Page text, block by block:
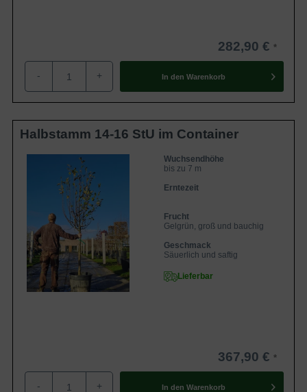
282,90 €
- + In den Warenkorb
Halbstamm 14-16 StU im Container
Wuchsendhöhe
bis zu 7 m
Erntezeit
Frucht
Gelgrün, groß und bauchig
Geschmack
Säuerlich und saftig
Lieferbar
367,90 €
- + In den Warenkorb